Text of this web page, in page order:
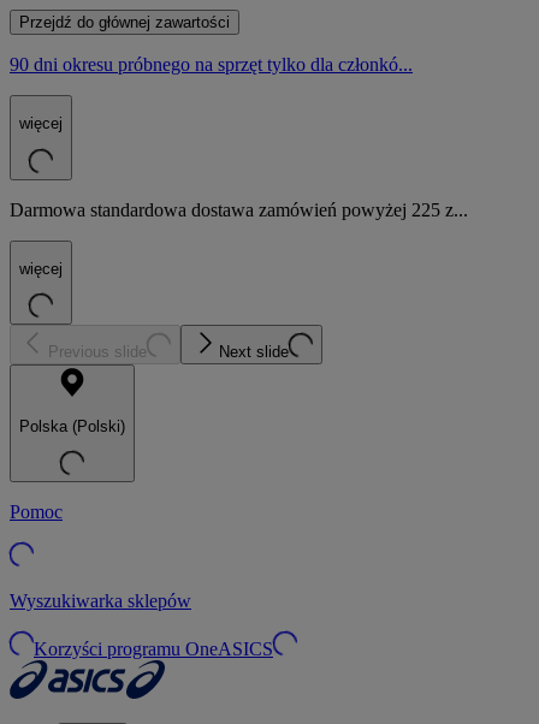
Przejdź do głównej zawartości
90 dni okresu próbnego na sprzęt tylko dla członkó...
więcej
Darmowa standardowa dostawa zamówień powyżej 225 z...
więcej
Previous slide Next slide
Polska (Polski)
Pomoc
Wyszukiwarka sklepów
Korzyści programu OneASICS